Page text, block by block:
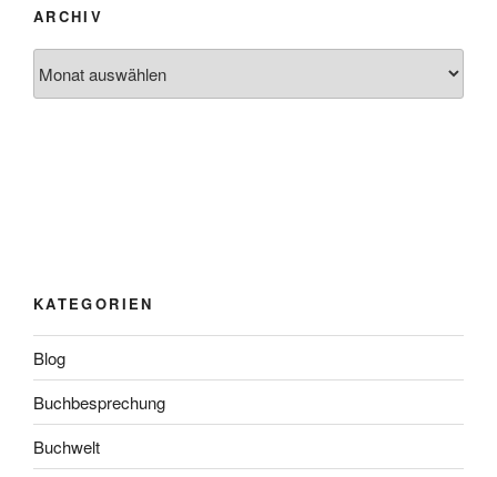
ARCHIV
KATEGORIEN
Blog
Buchbesprechung
Buchwelt